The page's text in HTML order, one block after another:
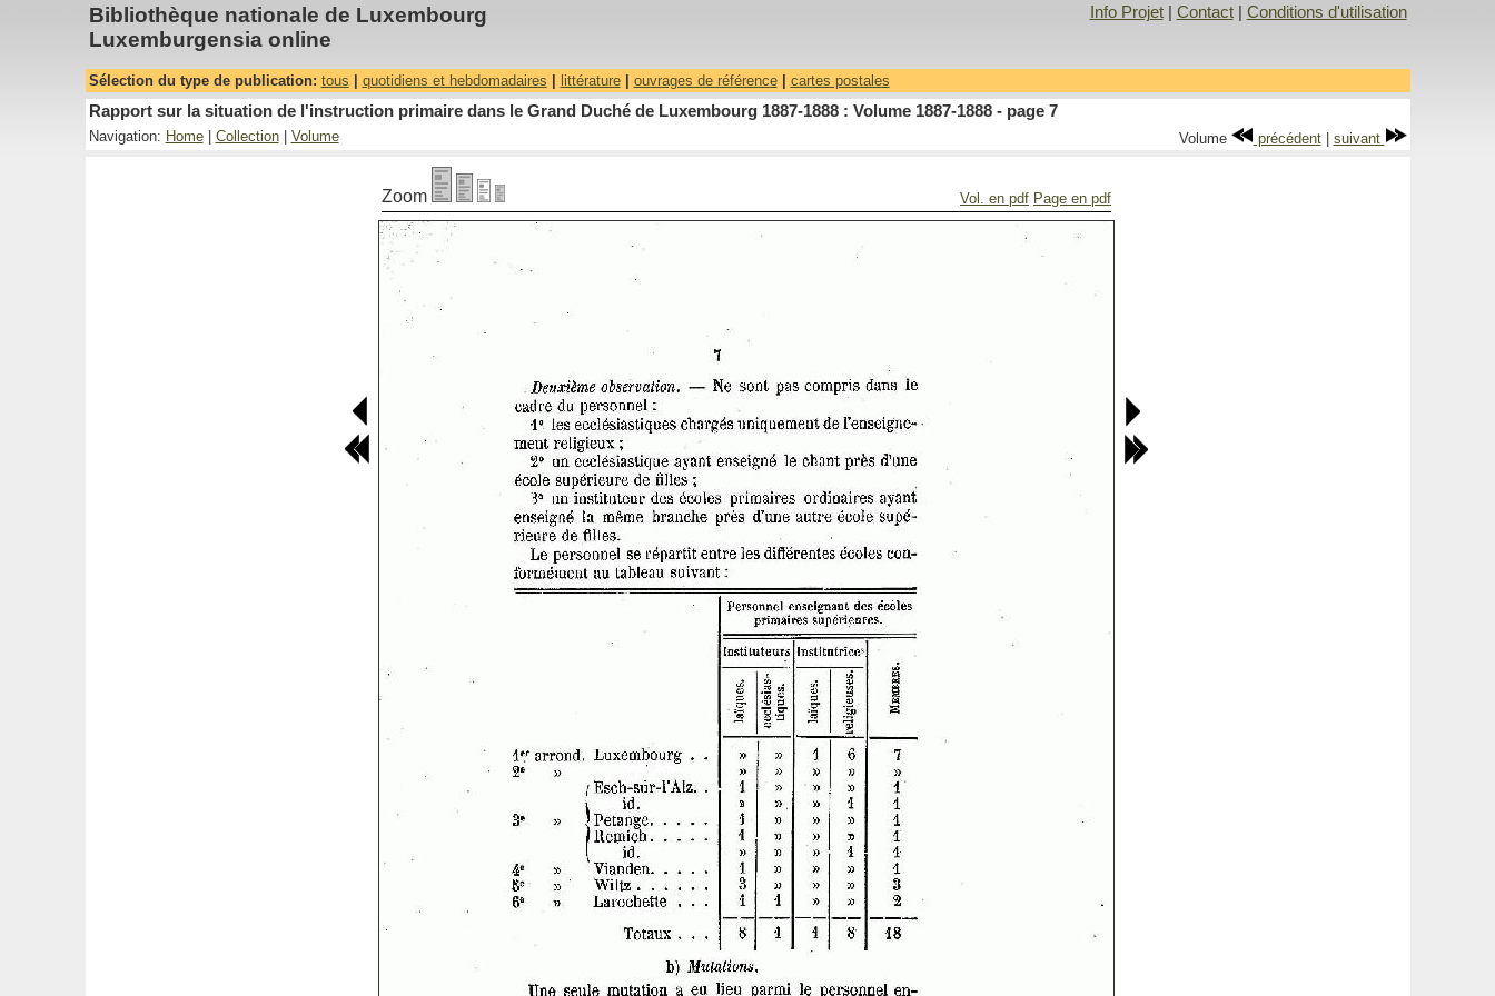
Bibliothèque nationale de Luxembourg
Luxemburgensia online
Info Projet| Contact| Conditions d'utilisation
Sélection du type de publication: tous quotidiens et hebdomadaires littérature| ouvrages de référence| cartes postales
Rapport sur la situation de l'instruction primaire dans le Grand Duché de Luxembourg 1887-1888 : Volume 1887-1888 - page 7
Navigation: Home| Collection| Volume Volume précédent| suivant
Zoom Vol. en pdf Page en pdf